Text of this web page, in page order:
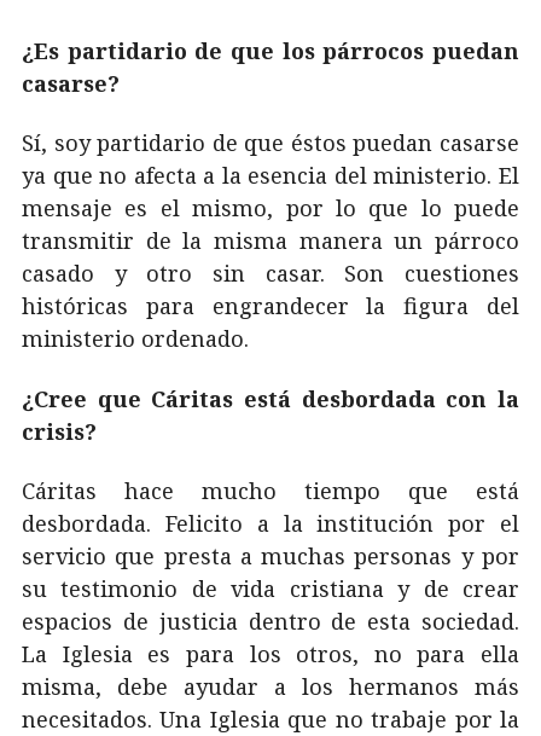
¿Es partidario de que los párrocos puedan
casarse?
Sí, soy partidario de que éstos puedan casarse
ya que no afecta a la esencia del ministerio. El
mensaje es el mismo, por lo que lo puede
transmitir de la misma manera un párroco
casado y otro sin casar. Son cuestiones
históricas para engrandecer la figura del
ministerio ordenado.
¿Cree que Cáritas está desbordada con la
crisis?
Cáritas hace mucho tiempo que está
desbordada. Felicito a la institución por el
servicio que presta a muchas personas y por
su testimonio de vida cristiana y de crear
espacios de justicia dentro de esta sociedad.
La Iglesia es para los otros, no para ella
misma, debe ayudar a los hermanos más
necesitados. Una Iglesia que no trabaje por la